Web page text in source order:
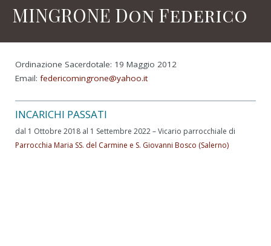
MINGRONE Don Federico
Ordinazione Sacerdotale: 19 Maggio 2012
Email: federicomingrone@yahoo.it
INCARICHI PASSATI
dal 1 Ottobre 2018 al 1 Settembre 2022 – Vicario parrocchiale di
Parrocchia Maria SS. del Carmine e S. Giovanni Bosco (Salerno)